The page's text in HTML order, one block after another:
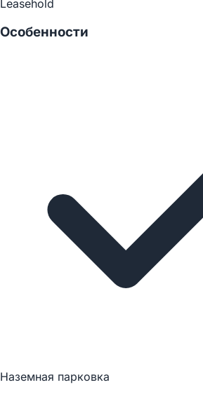
Leasehold
Особенности
Наземная парковка